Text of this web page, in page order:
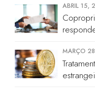
ABRIL 15,
responder
MARÇO